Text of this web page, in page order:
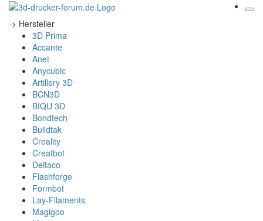
-> Hersteller
3D Prima
Accante
Anet
Anycubic
Artillery 3D
BCN3D
BIQU 3D
Bondtech
Buildtak
Creality
Creatbot
Deltaco
Flashforge
Formbot
Lay-Filaments
Magigoo